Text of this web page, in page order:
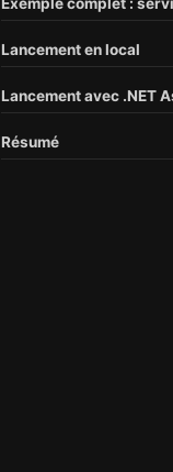
Lancement en local
Lancement avec .NET
Résumé